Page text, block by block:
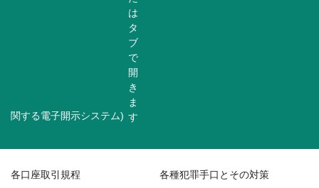
関する電子開示システム)
各口座取引規程 各種犯罪手口とその対策